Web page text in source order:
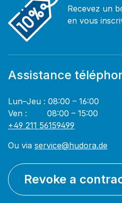
Recevez un
en vous
Assistance
Lun–Jeu : 08:00 – 16:00
Ven : 08:00 – 15:00
+49 211 56159499
Ou via service@hudora.de
Revoke a